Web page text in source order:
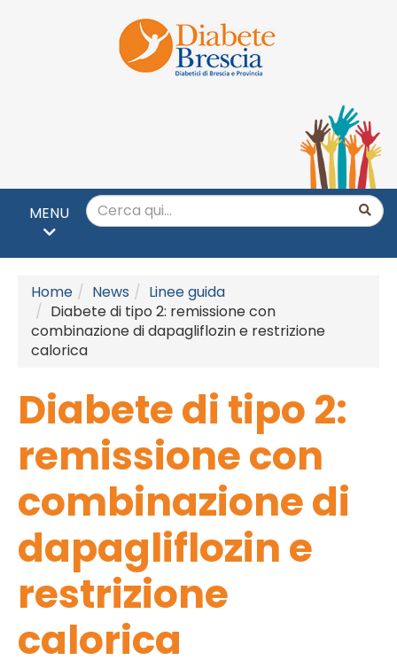
Home News
Linee guida
Diabete di tipo 2: remissione con
combinazione di dapagliflozin e restrizione
calorica
Diabete di tipo 2:
remissione con
combinazione di
dapagliflozin e
restrizione
calorica